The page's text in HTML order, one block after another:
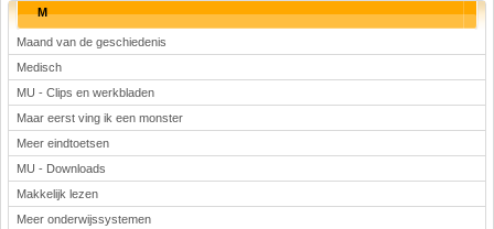
M
Maand van de geschiedenis
Medisch
MU - Clips en werkbladen
Maar eerst ving ik een monster
Meer eindtoetsen
MU - Downloads
Makkelijk lezen
Meer onderwijssystemen